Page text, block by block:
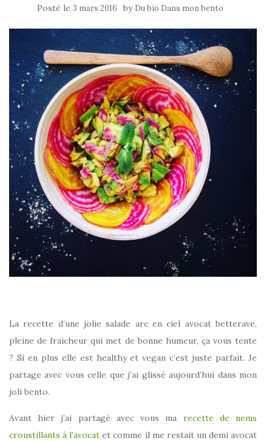
Posté le 3 mars 2016 by Du bio Dans mon bento
La recette d’une jolie salade arc en ciel avocat betterave,
pleine de fraicheur qui met de bonne humeur, ça vous tente
? Si en plus elle est healthy et vegan c’est juste parfait. Je
partage avec vous celle que j’ai glissé aujourd’hui dans mon
joli bento.
Avant hier j’ai partagé avec vous ma recette de nems
croustillants à l’avocatet comme il me restait un demi avocat